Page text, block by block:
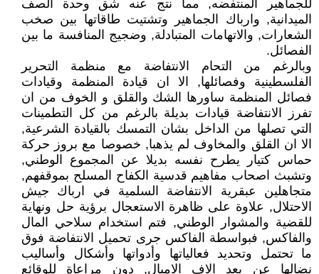
للجماهير المنتفضه, مما نتج عنه شق وحدة الصف
الميدانية, وارباك الجماهير وتشتيت طاقاتها بين صخب
الشعارات, والاتهامات المتبادلة, وضجيج المنافسة ما بين
الفصائل.
وبالرغم من التحام الانتفاضة مع منظمة التحرير
الفلسطينية وفصائلها, الا ان قيادة المنظمة وقيادات
فصائل المنظمة ساورها الشك والقلق و الخوف من ان
تفرز الانتفاضة قيادات بديلة بالرغم من كل التطمينات
التي تصلها من الداخل بشان التمسك بالقيادة الشرعية,
الا ان القلق والمخاوف لم يذهبا, خصوصا مع بروز حركة
حماس كتيار يطرح نفسه بديلا عن المجموع الوطني,
وتشبث اصحاب مفاهيم قدسية الكفاح المسلح بموقفهم,
متجاهلين عبقرية الانتفاضة السلمية في ارباك جيش
الاحتلال, علاوة على ظاهرة الاستعجال برؤية حل ونهاية
للقضية والمشوار الوطني, فتم استخدام سلاحي المال
والفاكس, فبواسطة الفاكس جرى تحميل الانتفاضة فوق
ما تحتمل وتحديد فعالياتها وأدواتها وأشكال وأساليب
نضالها عن بعد الاف الاميال, دون مراعاة للوقائع